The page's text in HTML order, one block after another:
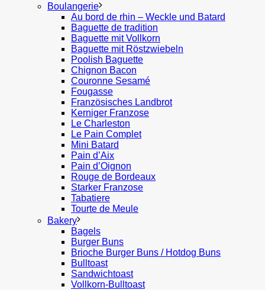
Boulangerie
Au bord de rhin – Weckle und Batard
Baguette de tradition
Baguette mit Vollkorn
Baguette mit Röstzwiebeln
Poolish Baguette
Chignon Bacon
Couronne Sesamé
Fougasse
Französisches Landbrot
Kerniger Franzose
Le Charleston
Le Pain Complet
Mini Batard
Pain d’Aix
Pain d’Oignon
Rouge de Bordeaux
Starker Franzose
Tabatiere
Tourte de Meule
Bakery
Bagels
Burger Buns
Brioche Burger Buns / Hotdog Buns
Bulltoast
Sandwichtoast
Vollkorn-Bulltoast